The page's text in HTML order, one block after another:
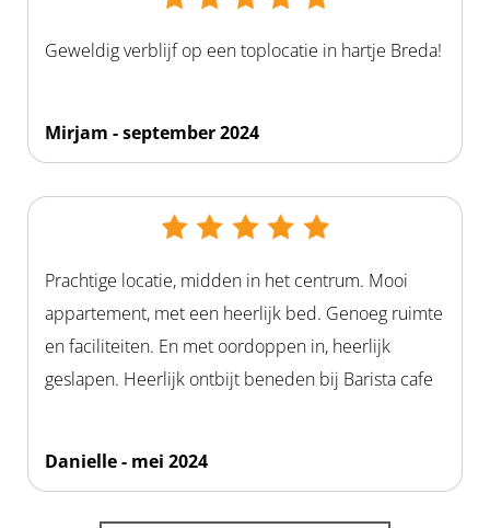
Geweldig verblijf op een toplocatie in hartje Breda!
Mirjam - september 2024
Prachtige locatie, midden in het centrum. Mooi
appartement, met een heerlijk bed. Genoeg ruimte
en faciliteiten. En met oordoppen in, heerlijk
geslapen. Heerlijk ontbijt beneden bij Barista cafe
Danielle - mei 2024